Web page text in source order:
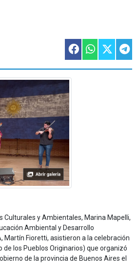
Culturales y Ambientales, Marina Mapelli,
Ambiental y Desarrollo
Martín Fioretti, asistieron a la celebración
de los Pueblos Originarios) que organizó
de la provincia de Buenos Aires el